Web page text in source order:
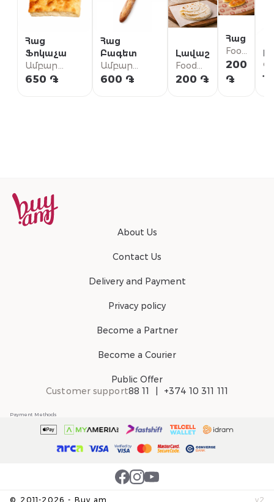
Հաց
Ֆոկաչա
Ամբար
Գաստրոշոփ
650 ֏
Հաց
Բագետ
Ամբար
Գաստրոշոփ
600 ֏
Լավաշ
Food
Stop
200 ֏
Հաց
Food
Stop
200
֏
About Us
Contact Us
Delivery and Payment
Privacy policy
Become a Partner
Become a Courier
Public Offer
Customer support88 11 +374 10 311 111
© 2011-2026 - Buy.am v2
Payment Methods